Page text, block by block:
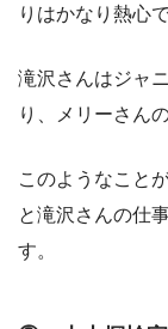
りはかなり熱心
滝沢さんはジャ
り、メリーさん
このようなこと
と滝沢さんの仕
す。